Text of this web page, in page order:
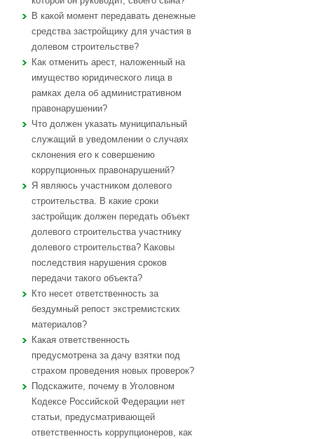
В какой момент передавать денежные
средства застройщику для участия в
долевом строительстве?
Как отменить арест, наложенный на
имущество юридического лица в
рамках дела об административном
правонарушении?
Что должен указать муниципальный
служащий в уведомлении о случаях
склонения его к совершению
коррупционных правонарушений?
Я являюсь участником долевого
строительства. В какие сроки
застройщик должен передать объект
долевого строительства участнику
долевого строительства? Каковы
последствия нарушения сроков
передачи такого объекта?
Кто несет ответственность за
бездумный репост экстремистских
материалов?
Какая ответственность
предусмотрена за дачу взятки под
страхом проведения новых проверок?
Подскажите, почему в Уголовном
Кодексе Российской Федерации нет
статьи, предусматривающей
ответственность коррупционеров, как